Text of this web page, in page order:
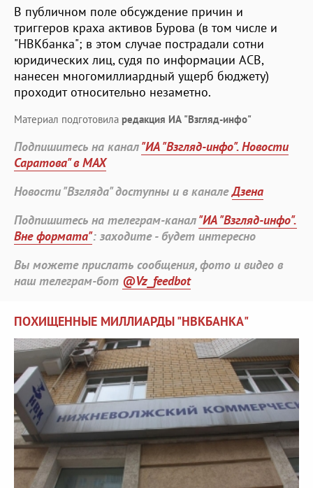
В публичном поле обсуждение причин и
триггеров краха активов Бурова (в том числе и
"НВКбанка"; в этом случае пострадали сотни
юридических лиц, судя по информации АСВ,
нанесен многомиллиардный ущерб бюджету)
проходит относительно незаметно.
Материал подготовила редакция ИА "Взгляд-инфо"
Подпишитесь на канал"ИА "Взгляд-инфо". Новости
Саратова" в MAX
Новости "Взгляда" доступны и в каналеДзена
Подпишитесь на телеграм-канал"ИА "Взгляд-инфо".
Вне формата": заходите - будет интересно
Вы можете прислать сообщения, фото и видео в
наш телеграм-бот @Vz_feedbot
ПОХИЩЕННЫЕ МИЛЛИАРДЫ "НВКБАНКА"